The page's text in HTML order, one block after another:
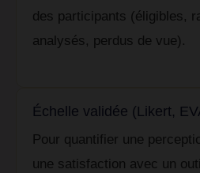
des participants (éligibles,
analysés, perdus de vue).
Échelle validée (Likert,
Pour quantifier une
une satisfaction avec un